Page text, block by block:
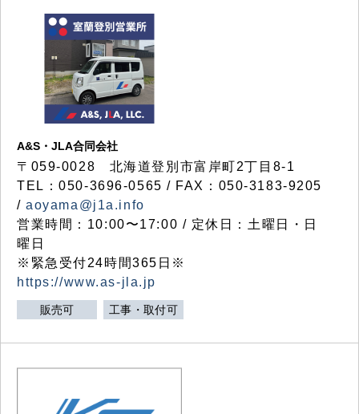
A&S・JLA合同会社
〒 059-0028 北海道登別市富岸町2丁目 8-1
TEL：050-3696-0565 / FAX：050-3183-9205
/aoyama@j1a.info
営業時間：10:00〜17:00 / 定休日：土曜日・日
曜日
※緊急受付24時間365日※
https://www.as-jla.jp
販売可 工事・取付可